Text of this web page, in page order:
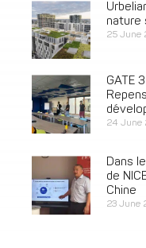
nature
25 June
GATE
24 June
Dans
de
Chine
23 June